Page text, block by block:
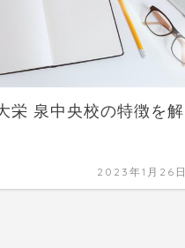
栄 泉中央校の特徴を解
2023年1月26日